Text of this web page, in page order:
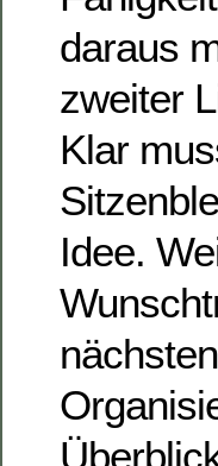
daraus
zweiter
Klar
Idee.